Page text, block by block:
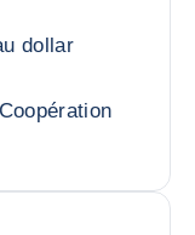
dollar